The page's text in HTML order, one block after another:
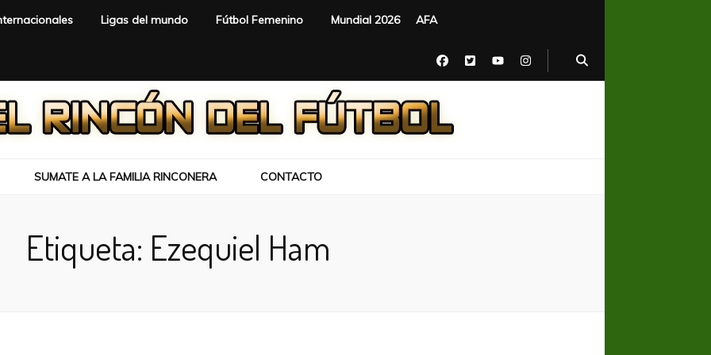
Ligas del mundo Fútbol Femenino Mundial 2026 AFA
SUMATE A LA FAMILIA RINCONERA CONTACTO
Etiqueta: Ezequiel Ham